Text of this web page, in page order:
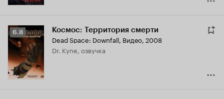
Рейтинг
Кинопоиска
6.8
6.8 Космос: Территория смерти
Dead Space: Downfall, Видео, 2008
Dr. Kyne, озвучка